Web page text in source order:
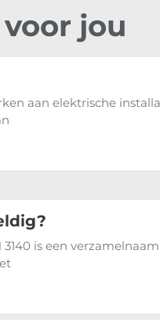
jou
aan elektrische
is een